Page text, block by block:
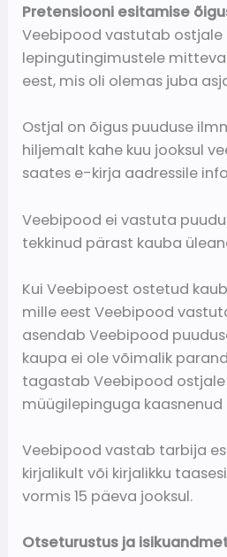
Pretensiooni esitamise
Veebipood vastutab ostjale
lepingutingimustele
eest, mis oli olemas juba
Ostjal on õigus puuduse
hiljemalt kahe kuu jooksul
saates e-kirja aadressile
Veebipood ei vastuta
tekkinud pärast kauba
Kui Veebipoest ostetud
mille eest Veebipood
asendab Veebipood
kaupa ei ole võimalik
tagastab Veebipood ostjale
müügilepinguga kaasnenud
Veebipood vastab tarbija
kirjalikult või kirjalikku
vormis 15 päeva jooksul.
Otseturustus ja